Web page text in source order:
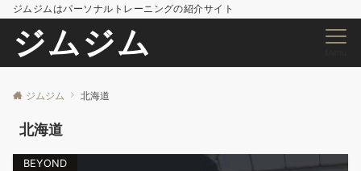
ジムジムはパーソナルトレーニングの紹介サイト
ジムジム
ジムジム 北海道
北海道
BEYOND